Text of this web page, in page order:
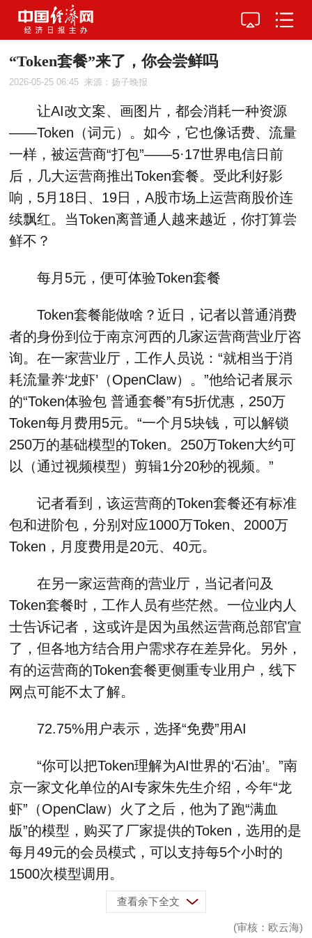
“Token套餐”来了，你会尝鲜吗
2026-05-25 06:45 来源：扬子晚报
让AI改文案、画图片，都会消耗一种资源
——Token（词元）。如今，它也像话费、流量
一样，被运营商“打包”——5·17世界电信日前
后，几大运营商推出Token套餐。受此利好影
响，5月18日、19日，A股市场上运营商股价连
续飘红。当Token离普通人越来越近，你打算尝
鲜不？
每月5元，便可体验Token套餐
Token套餐能做啥？近日，记者以普通消费
者的身份到位于南京河西的几家运营商营业厅咨
询。在一家营业厅，工作人员说：“就相当于消
耗流量养‘龙虾’（OpenClaw）。”他给记者展示
的“Token体验包 普通套餐”有5折优惠，250万
Token每月费用5元。“一个月5块钱，可以解锁
250万的基础模型的Token。250万Token大约可
以（通过视频模型）剪辑1分20秒的视频。”
记者看到，该运营商的Token套餐还有标准
包和进阶包，分别对应1000万Token、2000万
Token，月度费用是20元、40元。
在另一家运营商的营业厅，当记者问及
Token套餐时，工作人员有些茫然。一位业内人
士告诉记者，这或许是因为虽然运营商总部官宣
了，但各地方结合用户需求存在差异化。另外，
有的运营商的Token套餐更侧重专业用户，线下
网点可能不太了解。
72.75%用户表示，选择“免费”用AI
“你可以把Token理解为AI世界的‘石油’。”南
京一家文化单位的AI专家朱先生介绍，今年“龙
虾”（OpenClaw）火了之后，他为了跑“满血
版”的模型，购买了厂家提供的Token，选用的是
每月49元的会员模式，可以支持每5个小时的
1500次模型调用。
查看余下全文
(审核：欧云海)